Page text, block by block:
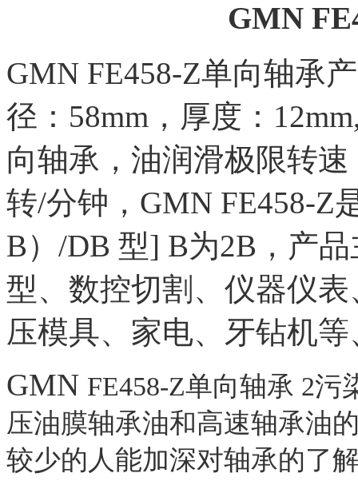
GMN
GMN FE458-Z单向轴承
径：58mm，厚度：
向轴承，油润滑极限转
转/分钟，GMN FE458-Z
B）/DB 型] B为2B，产
型、数控切割、仪器仪
压模具、家电、牙钻机
GMN FE458-Z单向轴承 2污
压油膜轴承油和高速轴承油
较少的人能加深对轴承的了